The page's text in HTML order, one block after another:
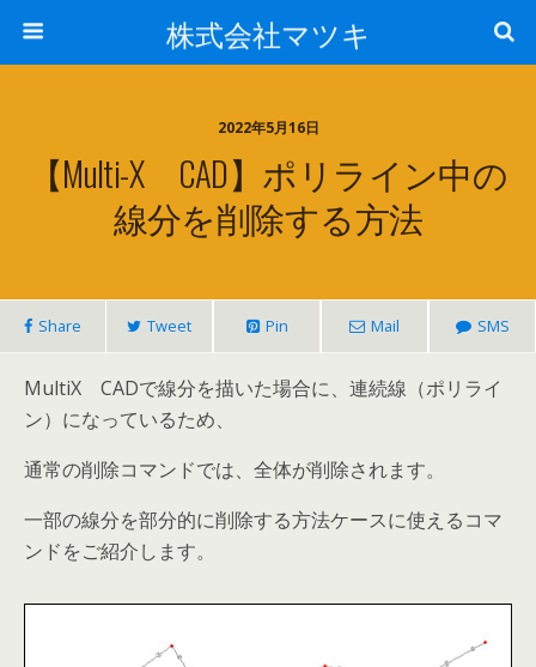
株式会社マツキ
2022年5月16日
【Multi-X CAD】ポリライン中の
線分を削除する方法
Share Tweet Pin Mail SMS
MultiX CADで線分を描いた場合に、連続線（ポリライ
ン）になっているため、
通常の削除コマンドでは、全体が削除されます。
一部の線分を部分的に削除する方法ケースに使えるコマ
ンドをご紹介します。